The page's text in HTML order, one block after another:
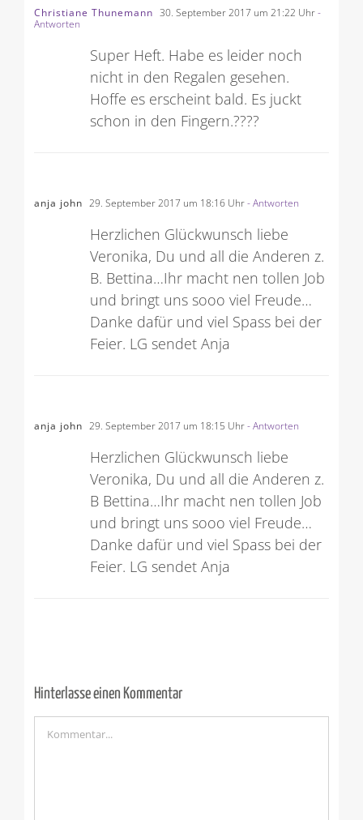
Christiane Thunemann 30. September 2017 um 21:22 Uhr-
Antworten
Super Heft. Habe es leider noch
nicht in den Regalen gesehen.
Hoffe es erscheint bald. Es juckt
schon in den Fingern.????
anja john 29. September 2017 um 18:16 Uhr- Antworten
Herzlichen Glückwunsch liebe
Veronika, Du und all die Anderen z.
B. Bettina…Ihr macht nen tollen Job
und bringt uns sooo viel Freude…
Danke dafür und viel Spass bei der
Feier. LG sendet Anja
anja john 29. September 2017 um 18:15 Uhr- Antworten
Herzlichen Glückwunsch liebe
Veronika, Du und all die Anderen z.
B Bettina…Ihr macht nen tollen Job
und bringt uns sooo viel Freude…
Danke dafür und viel Spass bei der
Feier. LG sendet Anja
Hinterlasse einen Kommentar
Kommentar